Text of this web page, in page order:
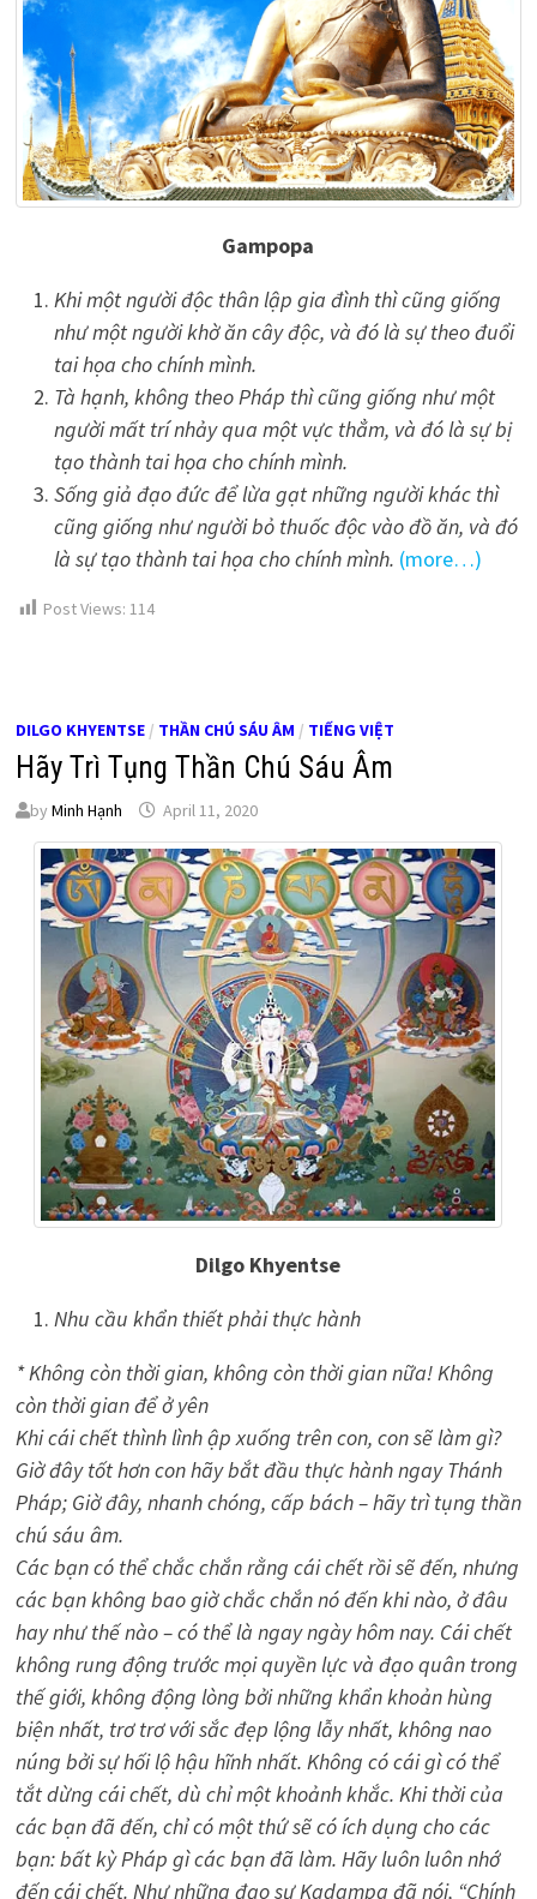
Gampopa
Khi một người độc thân lập gia đình thì cũng giống
như một người khờ ăn cây độc, và đó là sự theo đuổi
tai họa cho chính mình.
Tà hạnh, không theo Pháp thì cũng giống như một
người mất trí nhảy qua một vực thẳm, và đó là sự bị
tạo thành tai họa cho chính mình.
Sống giả đạo đức để lừa gạt những người khác thì
cũng giống như người bỏ thuốc độc vào đồ ăn, và đó
là sự tạo thành tai họa cho chính mình. (more…)
Post Views: 114
DILGO KHYENTSE/ THẦN CHÚ SÁU ÂM / TIẾNG VIỆT
Hãy Trì Tụng Thần Chú Sáu Âm
by Minh Hạnh April 11, 2020
Dilgo Khyentse
Nhu cầu khẩn thiết phải thực hành
* Không còn thời gian, không còn thời gian nữa! Không
còn thời gian để ở yên
Khi cái chết thình lình ập xuống trên con, con sẽ làm gì?
Giờ đây tốt hơn con hãy bắt đầu thực hành ngay Thánh
Pháp; Giờ đây, nhanh chóng, cấp bách – hãy trì tụng thần
chú sáu âm.
Các bạn có thể chắc chắn rằng cái chết rồi sẽ đến, nhưng
các bạn không bao giờ chắc chắn nó đến khi nào, ở đâu
hay như thế nào – có thể là ngay ngày hôm nay. Cái chết
không rung động trước mọi quyền lực và đạo quân trong
thế giới, không động lòng bởi những khẩn khoản hùng
biện nhất, trơ trơ với sắc đẹp lộng lẫy nhất, không nao
núng bởi sự hối lộ hậu hĩnh nhất. Không có cái gì có thể
tắt dừng cái chết, dù chỉ một khoảnh khắc. Khi thời của
các bạn đã đến, chỉ có một thứ sẽ có ích dụng cho các
bạn: bất kỳ Pháp gì các bạn đã làm. Hãy luôn luôn nhớ
đến cái chết. Như những đạo sư Kadampa đã nói, “Chính